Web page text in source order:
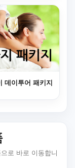
데이투어 패키지
로 바로 이동합니